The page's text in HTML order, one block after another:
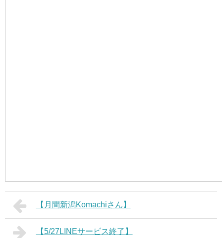
【月間新潟Komachiさん】
【5/27LINEサービス終了】